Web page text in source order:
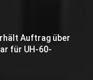
Auftrag über
für UH-60-